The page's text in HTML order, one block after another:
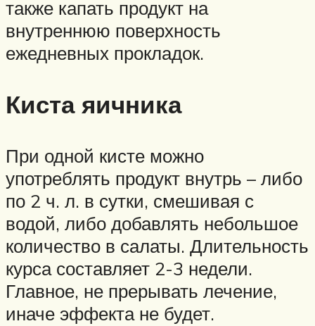
также капать продукт на
внутреннюю поверхность
ежедневных прокладок.
Киста яичника
При одной кисте можно
употреблять продукт внутрь – либо
по 2 ч. л. в сутки, смешивая с
водой, либо добавлять небольшое
количество в салаты. Длительность
курса составляет 2-3 недели.
Главное, не прерывать лечение,
иначе эффекта не будет.